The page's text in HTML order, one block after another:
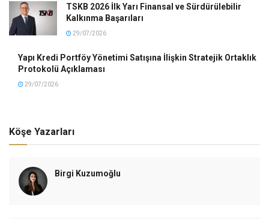
TSKB 2026 İlk Yarı Finansal ve Sürdürülebilir
Kalkınma Başarıları
29/07/2026
Yapı Kredi Portföy Yönetimi Satışına İlişkin Stratejik Ortaklık
Protokolü Açıklaması
29/07/2026
Köşe Yazarları
Birgi Kuzumoğlu